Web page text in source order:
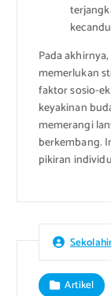
Pada
memerlukan
faktor sosio-
keyakinan
memerangi
berkembang.
pikiran
Artikel